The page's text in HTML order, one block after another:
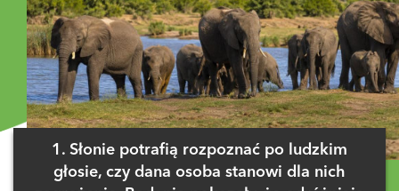
1. Słonie potrafią rozpoznać po ludzkim
głosie, czy dana osoba stanowi dla nich